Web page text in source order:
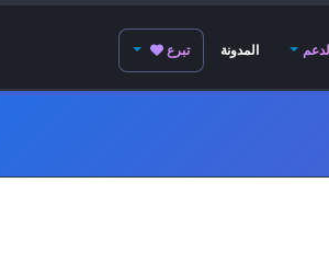
المدونة تبرع